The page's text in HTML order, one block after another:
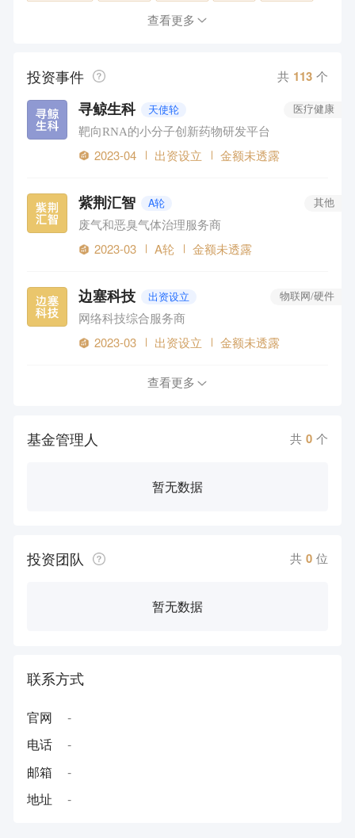
教育 金融
查看更多
投资事件 共 113 个
寻鲸生科 天使轮
靶向RNA的小分子创新药物研发平台
医疗健康
2023-04 出资设立 金额未透露
紫荆汇智 A轮
废气和恶臭气体治理服务商
其他
2023-03 A轮 金额未透露
边塞科技 出资设立
网络科技综合服务商
物联网/硬件
2023-03 出资设立 金额未透露
查看更多
基金管理人 共 0 个
暂无数据
投资团队 共 0 位
暂无数据
联系方式
官网
-
电话
-
邮箱
-
地址
-